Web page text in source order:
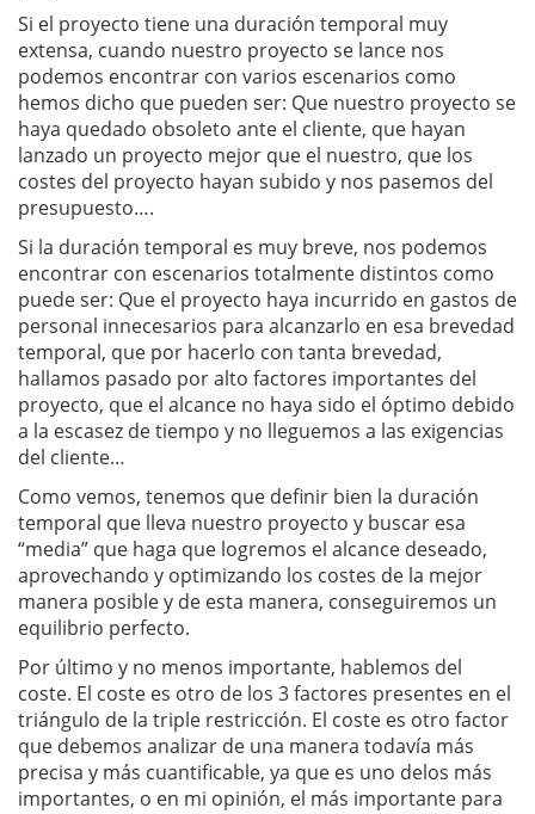
Si el proyecto tiene una duración temporal muy
extensa, cuando nuestro proyecto se lance nos
podemos encontrar con varios escenarios como
hemos dicho que pueden ser: Que nuestro proyecto se
haya quedado obsoleto ante el cliente, que hayan
lanzado un proyecto mejor que el nuestro, que los
costes del proyecto hayan subido y nos pasemos del
presupuesto….
Si la duración temporal es muy breve, nos podemos
encontrar con escenarios totalmente distintos como
puede ser: Que el proyecto haya incurrido en gastos de
personal innecesarios para alcanzarlo en esa brevedad
temporal, que por hacerlo con tanta brevedad,
hallamos pasado por alto factores importantes del
proyecto, que el alcance no haya sido el óptimo debido
a la escasez de tiempo y no lleguemos a las exigencias
del cliente…
Como vemos, tenemos que definir bien la duración
temporal que lleva nuestro proyecto y buscar esa
“media” que haga que logremos el alcance deseado,
aprovechando y optimizando los costes de la mejor
manera posible y de esta manera, conseguiremos un
equilibrio perfecto.
Por último y no menos importante, hablemos del
coste. El coste es otro de los 3 factores presentes en el
triángulo de la triple restricción. El coste es otro factor
que debemos analizar de una manera todavía más
precisa y más cuantificable, ya que es uno delos más
importantes, o en mi opinión, el más importante para